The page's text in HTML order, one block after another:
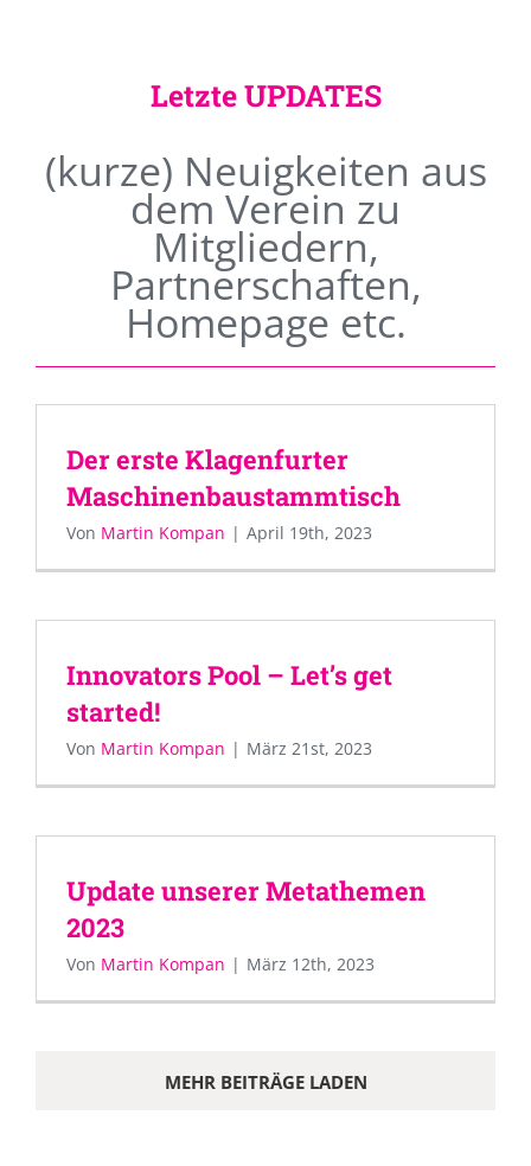
Letzte UPDATES
(kurze) Neuigkeiten aus
dem Verein zu
Mitgliedern,
Partnerschaften,
Homepage etc.
Der erste Klagenfurter
Maschinenbaustammtisch
Von Martin Kompan | April 19th, 2023
Innovators Pool – Let’s get
started!
Von Martin Kompan | März 21st, 2023
Update unserer Metathemen
2023
Von Martin Kompan | März 12th, 2023
MEHR BEITRÄGE LADEN